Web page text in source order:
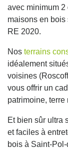
avec minimum 2
maisons en bois
RE 2020.
Nos terrains
idéalement
voisines
vous offrir un
patrimoine, terre
Et bien sûr ultra
et faciles à
bois à Saint-